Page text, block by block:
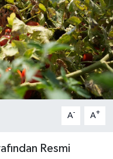
A- A+
Resmi